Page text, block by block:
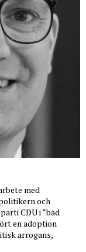
med
och
CDU i “bad
en adoption
arrogans,